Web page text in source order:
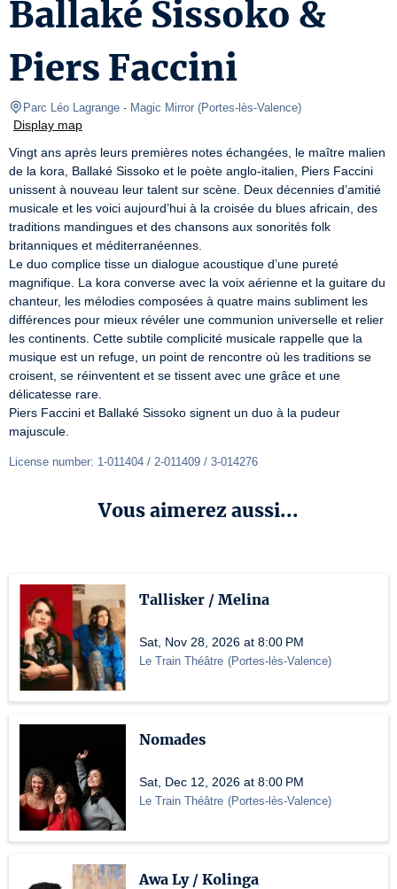
Ballaké Sissoko &
Piers Faccini
Parc Léo Lagrange - Magic Mirror (Portes-lès-Valence)
Display map
Vingt ans après leurs premières notes échangées, le maître malien
de la kora, Ballaké Sissoko et le poète anglo-italien, Piers Faccini
unissent à nouveau leur talent sur scène. Deux décennies d’amitié
musicale et les voici aujourd’hui à la croisée du blues africain, des
traditions mandingues et des chansons aux sonorités folk
britanniques et méditerranéennes.
Le duo complice tisse un dialogue acoustique d’une pureté
magnifique. La kora converse avec la voix aérienne et la guitare du
chanteur, les mélodies composées à quatre mains subliment les
différences pour mieux révéler une communion universelle et relier
les continents. Cette subtile complicité musicale rappelle que la
musique est un refuge, un point de rencontre où les traditions se
croisent, se réinventent et se tissent avec une grâce et une
délicatesse rare.
Piers Faccini et Ballaké Sissoko signent un duo à la pudeur
majuscule.
License number: 1-011404 / 2-011409 / 3-014276
Vous aimerez aussi...
Tallisker / Melina
Sat, Nov 28, 2026 at 8:00 PM
Le Train Théâtre (Portes-lès-Valence)
Nomades
Sat, Dec 12, 2026 at 8:00 PM
Le Train Théâtre (Portes-lès-Valence)
Awa Ly / Kolinga